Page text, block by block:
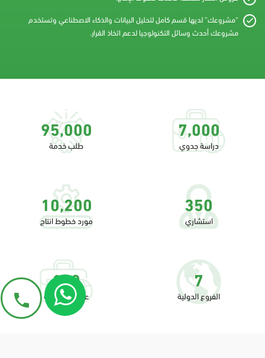
“مشروعك” لديها قسم كامل لتحليل البيانات والذكاء الاصطناعي وتستخدم
مشروعك أحدث وسائل التكنولوجيا لدعم اتخاذ القرار.
7,000
دراسة جدوي
95,000
طلب خدمة
350
استشاري
10,200
مورد خطوط انتاج
7
الفروع الدولية
100
عضويات دولية